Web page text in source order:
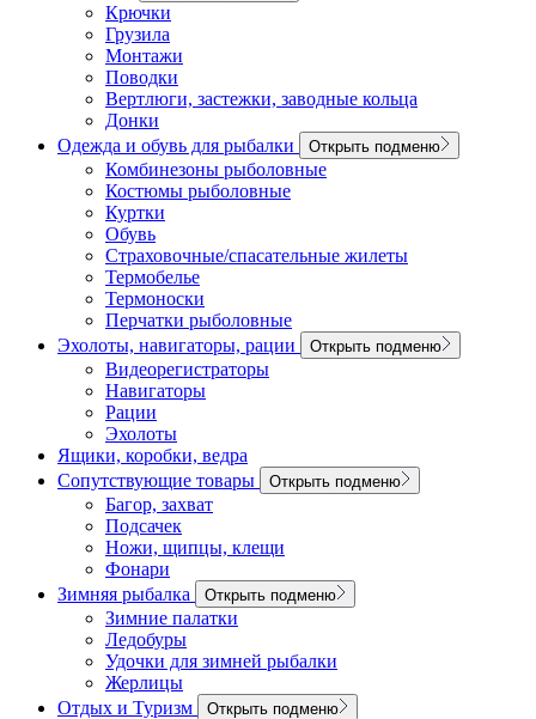
Крючки
Грузила
Монтажи
Поводки
Вертлюги, застежки, заводные кольца
Донки
Одежда и обувь для рыбалки
Открыть подменю
Комбинезоны рыболовные
Костюмы рыболовные
Куртки
Обувь
Страховочные/спасательные жилеты
Термобелье
Термоноски
Перчатки рыболовные
Эхолоты, навигаторы, рации
Открыть подменю
Видеорегистраторы
Навигаторы
Рации
Эхолоты
Ящики, коробки, ведра
Сопутствующие товары
Открыть подменю
Багор, захват
Подсачек
Ножи, щипцы, клещи
Фонари
Зимняя рыбалка
Открыть подменю
Зимние палатки
Ледобуры
Удочки для зимней рыбалки
Жерлицы
Отдых и Туризм
Открыть подменю